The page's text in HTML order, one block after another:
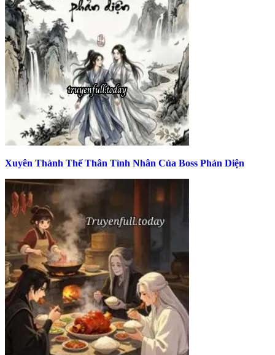
Xuyên Thành Thế Thân Tình Nhân Của Boss Phản Diện